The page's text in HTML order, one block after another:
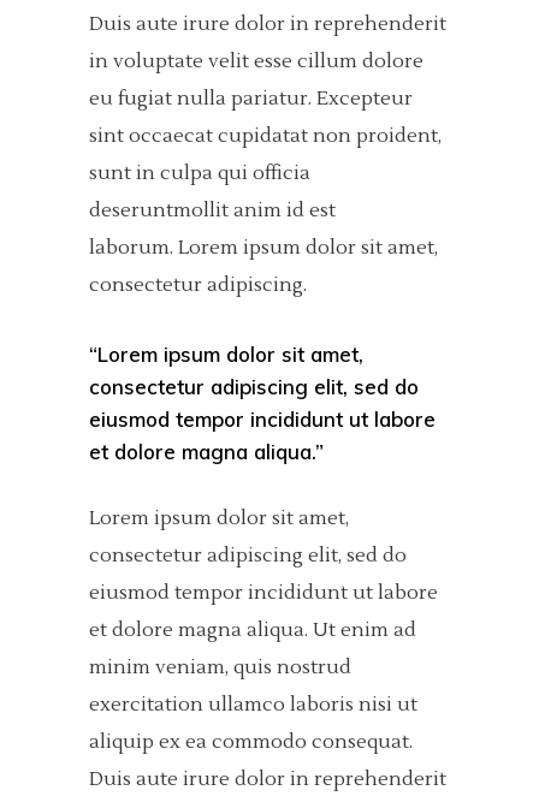
Duis aute irure dolor in reprehenderit
in voluptate velit esse cillum dolore
eu fugiat nulla pariatur. Excepteur
sint occaecat cupidatat non proident,
sunt in culpa qui officia
deseruntmollit anim id est
laborum. Lorem ipsum dolor sit amet,
consectetur adipiscing.
“Lorem ipsum dolor sit amet,
consectetur adipiscing elit, sed do
eiusmod tempor incididunt ut labore
et dolore magna aliqua.”
Lorem ipsum dolor sit amet,
consectetur adipiscing elit, sed do
eiusmod tempor incididunt ut labore
et dolore magna aliqua. Ut enim ad
minim veniam, quis nostrud
exercitation ullamco laboris nisi ut
aliquip ex ea commodo consequat.
Duis aute irure dolor in reprehenderit